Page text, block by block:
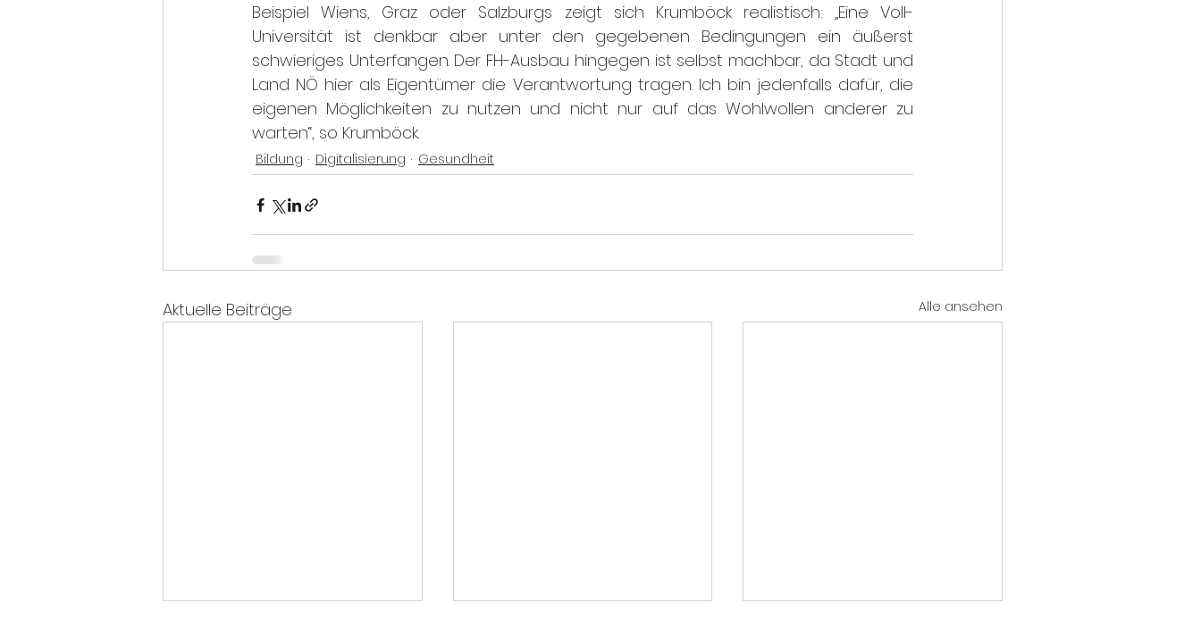
Beispiel Wiens, Graz oder Salzburgs zeigt sich Krumböck realistisch: „Eine Voll-
Universität ist denkbar aber unter den gegebenen Bedingungen ein äußerst
schwieriges Unterfangen. Der FH-Ausbau hingegen ist selbst machbar, da Stadt und
Land NÖ hier als Eigentümer die Verantwortung tragen. Ich bin jedenfalls dafür, die
eigenen Möglichkeiten zu nutzen und nicht nur auf das Wohlwollen anderer zu
warten“, so Krumböck.
Bildung Digitalisierung Gesundheit
Aktuelle Beiträge Alle ansehen